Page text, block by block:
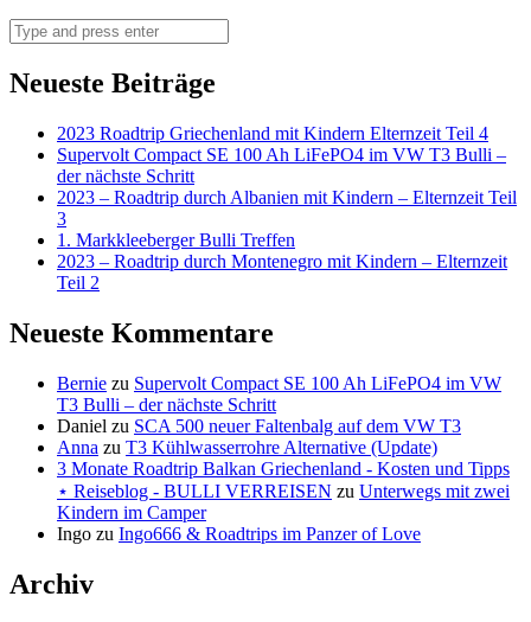
Search
Neueste Beiträge
2023 Roadtrip Griechenland mit Kindern Elternzeit Teil 4
Supervolt Compact SE 100 Ah LiFePO4 im VW T3 Bulli –
der nächste Schritt
2023 – Roadtrip durch Albanien mit Kindern – Elternzeit Teil
3
1. Markkleeberger Bulli Treffen
2023 – Roadtrip durch Montenegro mit Kindern – Elternzeit
Teil 2
Neueste Kommentare
Bernie zu Supervolt Compact SE 100 Ah LiFePO4 im VW
T3 Bulli – der nächste Schritt
Daniel zu SCA 500 neuer Faltenbalg auf dem VW T3
Anna zu T3 Kühlwasserrohre Alternative (Update)
3 Monate Roadtrip Balkan Griechenland - Kosten und Tipps
⋆ Reiseblog - BULLI VERREISEN zu Unterwegs mit zwei
Kindern im Camper
Ingo zu Ingo666 & Roadtrips im Panzer of Love
Archiv